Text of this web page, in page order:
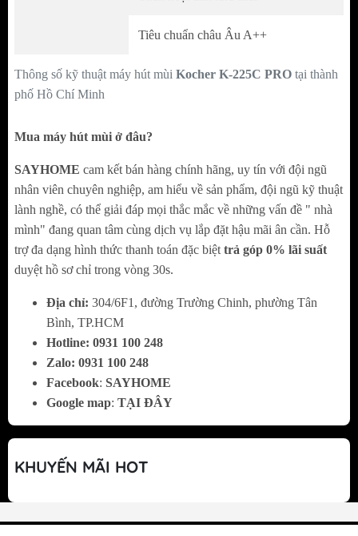
Có thể khử trực tiếp hoặc xả ngoài
Hẹn giờ Linh hoạt
THÔNG SỐ KỸ THUẬT
- Kích cỡ: 700/900mm
- Ống thoát:150
- Công suất motor: 195W
- Công suất hút: 1400m3/h
- Độ ồn: 46dbA(Công nghệ Ultra swing siêu
êm)
Thông số kỹ thuật máy hút mùi Kocher K-225C PRO tại thành
phố Hồ Chí Minh
Tiêu chuẩn châu Âu A++
Mua máy hút mùi ở đâu?
SAYHOME cam kết bán hàng chính hãng, uy tín với đội ngũ
nhân viên chuyên nghiệp, am hiểu về sản phẩm, đội ngũ kỹ thuật
lành nghề, có thể giải đáp mọi thắc mắc về những vấn đề " nhà
mình" đang quan tâm cùng dịch vụ lắp đặt hậu mãi ân cần. Hỗ
trợ đa dạng hình thức thanh toán đặc biệt trả góp 0% lãi suất
duyệt hồ sơ chỉ trong vòng 30s.
Địa chỉ: 304/6F1, đường Trường Chinh, phường Tân
Bình, TP.HCM
Hotline: 0931 100 248
Zalo: 0931 100 248
Facebook: SAYHOME
Google map: TẠI ĐÂY
KHUYẾN MÃI HOT